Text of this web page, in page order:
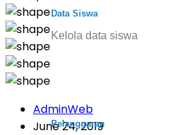
Data Siswa
Kelola data siswa
Pelanggaran
AdminWeb
June 24, 2019